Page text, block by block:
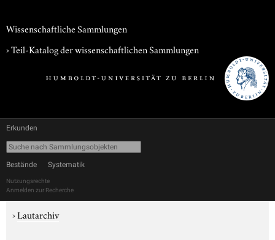
Wissenschaftliche Sammlungen
› Teil-Katalog der wissenschaftlichen Sammlungen
Erkunden
Bestände Systematik
Nutzungsrechte
Anmelden zur Recherche
›Lautarchiv